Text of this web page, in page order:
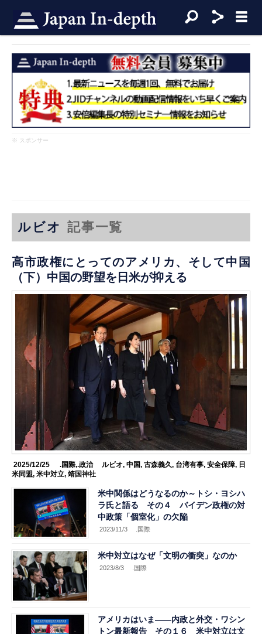
※ スポンサー
ルビオ 記事一覧
高市政権にとってのアメリカ、そして中国
（下）中国の野望を日米が抑える
2025/12/25 .国際,.政治 ルビオ, 中国, 古森義久, 台湾有事, 安全保障, 日
米同盟,米中対立,靖国神社
米中関係はどうなるのか～トシ・ヨシハ
ラ氏と語る その４ バイデン政権の対
中政策「個室化」の欠陥
2023/11/3 .国際
米中対立はなぜ「文明の衝突」なのか
2023/8/3 .国際
アメリカはいま――内政と外交・ワシン
トン最新報告 その１６ 米中対立は文